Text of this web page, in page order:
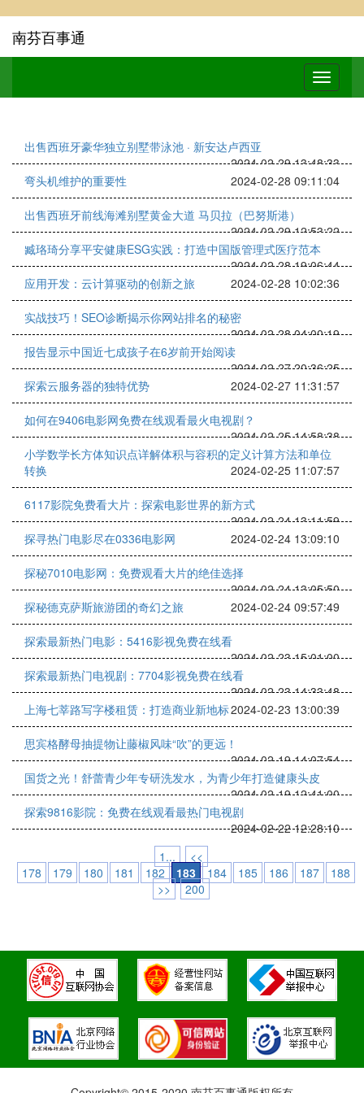
南芬百事通
出售西班牙豪华独立别墅带泳池 · 新安达卢西亚
2024-02-29 13:48:33
弯头机维护的重要性
2024-02-28 09:11:04
出售西班牙前线海滩别墅黄金大道 马贝拉（巴努斯港）
2024-02-29 12:53:22
臧珞琦分享平安健康ESG实践：打造中国版管理式医疗范本
2024-02-28 19:06:44
应用开发：云计算驱动的创新之旅
2024-02-28 10:02:36
实战技巧！SEO诊断揭示你网站排名的秘密
2024-02-28 04:00:19
报告显示中国近七成孩子在6岁前开始阅读
2024-02-27 20:36:25
探索云服务器的独特优势
2024-02-27 11:31:57
如何在9406电影网免费在线观看最火电视剧？
2024-02-25 14:58:38
小学数学长方体知识点详解体积与容积的定义计算方法和单位
转换
2024-02-25 11:07:57
6117影院免费看大片：探索电影世界的新方式
2024-02-24 13:11:59
探寻热门电影尽在0336电影网
2024-02-24 13:09:10
探秘7010电影网：免费观看大片的绝佳选择
2024-02-24 13:05:50
探秘德克萨斯旅游团的奇幻之旅
2024-02-24 09:57:49
探索最新热门电影：5416影视免费在线看
2024-02-23 15:01:00
探索最新热门电视剧：7704影视免费在线看
2024-02-23 14:33:48
上海七莘路写字楼租赁：打造商业新地标2024-02-23 13:00:39
思宾格酵母抽提物让藤椒风味“吹”的更远！
2024-02-19 14:07:54
国货之光！舒蕾青少年专研洗发水，为青少年打造健康头皮
2024-02-19 12:41:00
探索9816影院：免费在线观看最热门电视剧
2024-02-22 12:28:10
1...
<<
178
179 180 181 182 183 184 185 186 187
188
>>
200